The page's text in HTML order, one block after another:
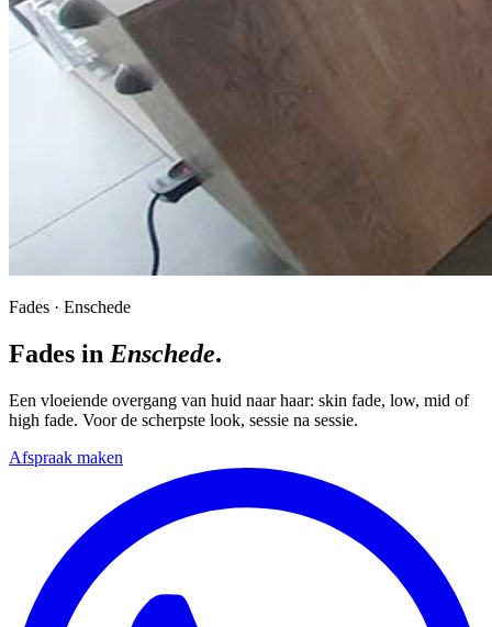
Fades · Enschede
Fades in Enschede.
Een vloeiende overgang van huid naar haar: skin fade, low, mid of
high fade. Voor de scherpste look, sessie na sessie.
Afspraak maken